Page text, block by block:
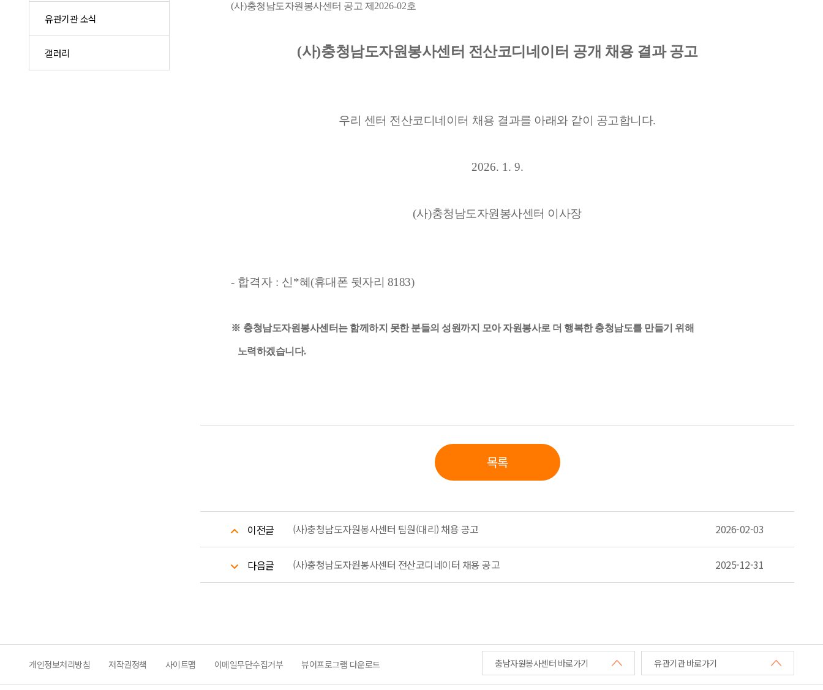
유관기관 소식
갤러리
(사)충청남도자원봉사센터 공고 제 2026-02호
(사)충청남도자원봉사센터 전산코디네이터 공개 채용 결과 공고
우리 센터 전산코디네이터 채용 결과를 아래와 같이 공고합니다.
2026. 1. 9.
(사)충청남도자원봉사센터 이사장
- 합격자 : 신*혜(휴대폰 뒷자리 8183)
※ 충청남도자원봉사센터는 함께하지 못한 분들의 성원까지 모아 자원봉사로 더 행복한 충청남도를 만들기 위해
노력하겠습니다.
목록
이전글 (사)충청남도자원봉사센터 팀원(대리) 채용 공고 2026-02-03
다음글 (사)충청남도자원봉사센터 전산코디네이터 채용 공고 2025-12-31
개인정보처리방침 저작권정책 사이트맵 이메일무단수집거부 뷰어프로그램 다운로드 충남자원봉사센터 바로가기 유관기관 바로가기